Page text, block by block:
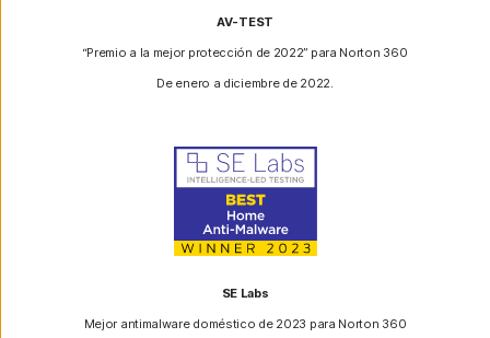
AV-TEST
“Premio a la mejor protección de 2022” para Norton 360
De enero a diciembre de 2022.
SE Labs
Mejor antimalware doméstico de 2023 para Norton 360